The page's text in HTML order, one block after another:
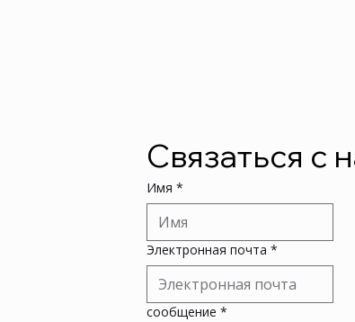
Связаться с
Имя *
Электронная почта *
сообщение *